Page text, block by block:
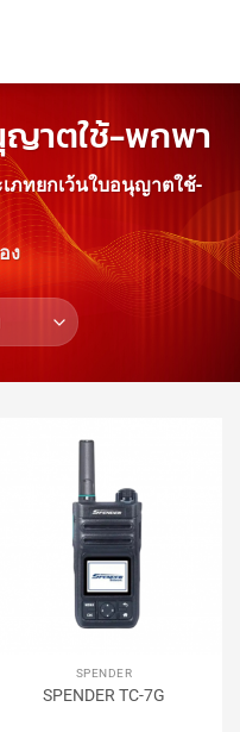
ญาตใช้-พกพา
ภทยกเว้นใบอนุญาตใช้-
ง
SPENDER
SPENDER TC-7G